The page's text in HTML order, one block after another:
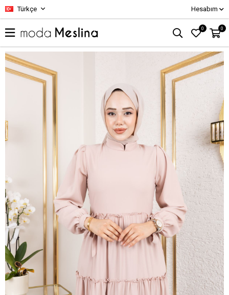
Türkçe Hesabım
0 0